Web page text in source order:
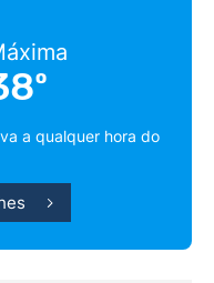
a qualquer hora do